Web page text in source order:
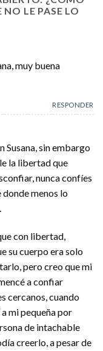
NO LE PASE LO
muy buena
RESPONDER
Susana, sin embargo
la libertad que
nunca confíes
donde menos lo
con libertad,
su cuerpo era solo
pero creo que mi
a confiar
cercanos, cuando
mi pequeña por
de intachable
creerlo, a pesar de